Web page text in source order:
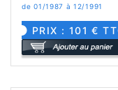
de 01/1987 à 12/1991
PRIX : 101 €